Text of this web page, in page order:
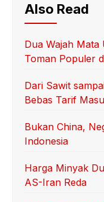
Also Read
Dua Wajah Mata
Toman Populer
Dari Sawit
Bebas Tarif
Bukan China,
Indonesia
Harga Minyak
AS-Iran Reda